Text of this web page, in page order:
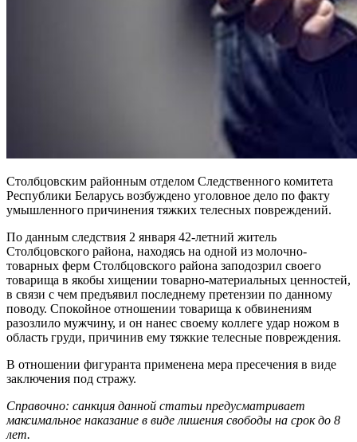
Столбцовским районным отделом Следственного комитета
Республики Беларусь возбуждено уголовное дело по факту
умышленного причинения тяжких телесных повреждений.
По данным следствия 2 января 42-летний житель
Столбцовского района, находясь на одной из молочно-
товарных ферм Столбцовского района заподозрил своего
товарища в якобы хищении товарно-материальных ценностей,
в связи с чем предъявил последнему претензии по данному
поводу. Спокойное отношении товарища к обвинениям
разозлило мужчину, и он нанес своему коллеге удар ножом в
область груди, причинив ему тяжкие телесные повреждения.
В отношении фигуранта применена мера пресечения в виде
заключения под стражу.
Справочно: cанкция данной статьи предусматривает
максимальное наказание в виде лишения свободы на срок до 8
лет.